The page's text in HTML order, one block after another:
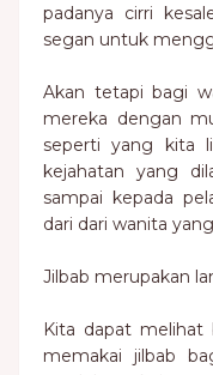
padanya cirri
segan untuk
Akan tetapi bagi
mereka dengan
seperti yang kita
kejahatan yang
sampai kepada
dari dari wanita
Jilbab merupakan
Kita dapat melihat
memakai jilbab